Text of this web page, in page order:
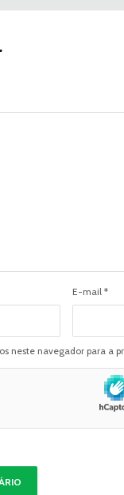
E-mail *
neste navegador para a